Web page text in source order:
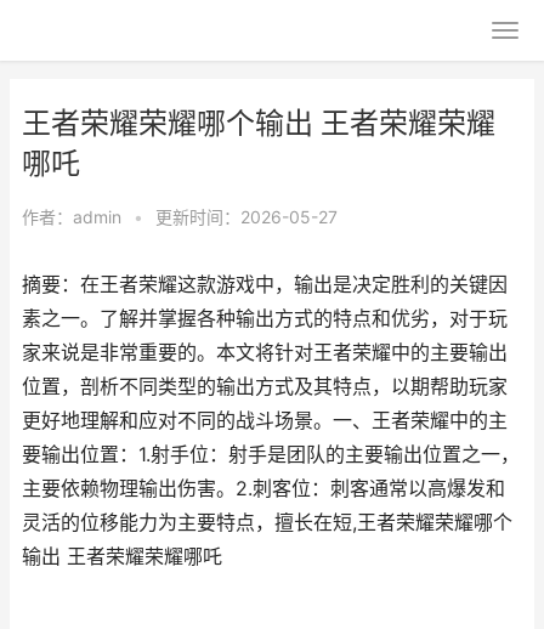
王者荣耀荣耀哪个输出 王者荣耀荣耀
哪吒
作者： admin • 更新时间：2026-05-27
摘要：在王者荣耀这款游戏中，输出是决定胜利的关键因
素之一。了解并掌握各种输出方式的特点和优劣，对于玩
家来说是非常重要的。本文将针对王者荣耀中的主要输出
位置，剖析不同类型的输出方式及其特点，以期帮助玩家
更好地理解和应对不同的战斗场景。一、王者荣耀中的主
要输出位置：1.射手位：射手是团队的主要输出位置之一，
主要依赖物理输出伤害。2.刺客位：刺客通常以高爆发和
灵活的位移能力为主要特点，擅长在短,王者荣耀荣耀哪个
输出 王者荣耀荣耀哪吒